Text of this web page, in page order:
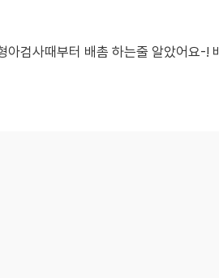
검사때부터 배촘 하는줄 알았어요-!